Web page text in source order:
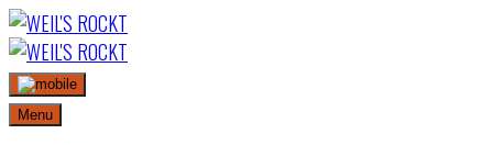
Skip
to
content
Menu